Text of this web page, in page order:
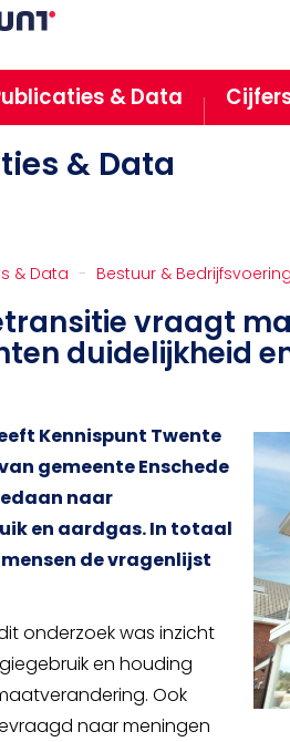
& Data
& Data
& Data Bestuur & Bedrijfsvoering
vraagt
duidelijkheid
Kennispunt Twente
gemeente Enschede
naar
en aardgas. In totaal
mensen de vragenlijst
onderzoek was inzicht
en houding
Ook
naar meningen